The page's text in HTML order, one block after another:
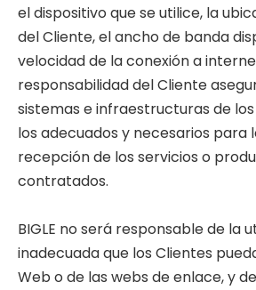
el dispositivo que se utilice, la
del Cliente, el ancho de banda
velocidad de la conexión a
responsabilidad del Cliente
sistemas e infraestructuras de
los adecuados y necesarios
recepción de los servicios o
contratados.
BIGLE no será responsable de la
inadecuada que los Clientes
Web o de las webs de enlace, y